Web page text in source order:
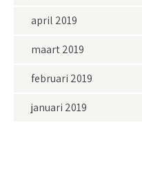
april 2019
maart 2019
februari 2019
januari 2019